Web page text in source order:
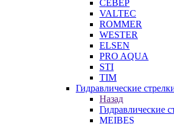
СЕВЕР
VALTEC
ROMMER
WESTER
ELSEN
PRO AQUA
STI
TIM
Гидравлические
Назад
Гидравлические
MEIBES